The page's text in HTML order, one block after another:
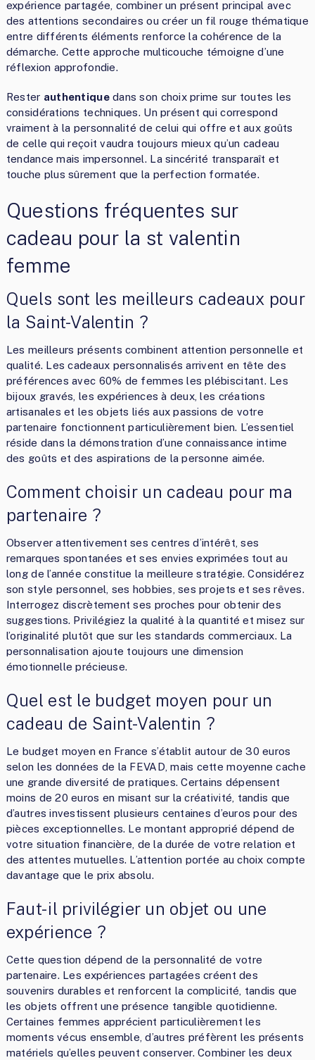
expérience partagée, combiner un présent principal avec
des attentions secondaires ou créer un fil rouge thématique
entre différents éléments renforce la cohérence de la
démarche. Cette approche multicouche témoigne d’une
réflexion approfondie.
Rester authentiquedans son choix prime sur toutes les
considérations techniques. Un présent qui correspond
vraiment à la personnalité de celui qui offre et aux goûts
de celle qui reçoit vaudra toujours mieux qu’un cadeau
tendance mais impersonnel. La sincérité transparaît et
touche plus sûrement que la perfection formatée.
Questions fréquentes sur
cadeau pour la st valentin
femme
Quels sont les meilleurs cadeaux pour
la Saint-Valentin ?
Les meilleurs présents combinent attention personnelle et
qualité. Les cadeaux personnalisés arrivent en tête des
préférences avec 60% de femmes les plébiscitant. Les
bijoux gravés, les expériences à deux, les créations
artisanales et les objets liés aux passions de votre
partenaire fonctionnent particulièrement bien. L’essentiel
réside dans la démonstration d’une connaissance intime
des goûts et des aspirations de la personne aimée.
Comment choisir un cadeau pour ma
partenaire ?
Observer attentivement ses centres d’intérêt, ses
remarques spontanées et ses envies exprimées tout au
long de l’année constitue la meilleure stratégie. Considérez
son style personnel, ses hobbies, ses projets et ses rêves.
Interrogez discrètement ses proches pour obtenir des
suggestions. Privilégiez la qualité à la quantité et misez sur
l’originalité plutôt que sur les standards commerciaux. La
personnalisation ajoute toujours une dimension
émotionnelle précieuse.
Quel est le budget moyen pour un
cadeau de Saint-Valentin ?
Le budget moyen en France s’établit autour de 30 euros
selon les données de la FEVAD, mais cette moyenne cache
une grande diversité de pratiques. Certains dépensent
moins de 20 euros en misant sur la créativité, tandis que
d’autres investissent plusieurs centaines d’euros pour des
pièces exceptionnelles. Le montant approprié dépend de
votre situation financière, de la durée de votre relation et
des attentes mutuelles. L’attention portée au choix compte
davantage que le prix absolu.
Faut-il privilégier un objet ou une
expérience ?
Cette question dépend de la personnalité de votre
partenaire. Les expériences partagées créent des
souvenirs durables et renforcent la complicité, tandis que
les objets offrent une présence tangible quotidienne.
Certaines femmes apprécient particulièrement les
moments vécus ensemble, d’autres préfèrent les présents
matériels qu’elles peuvent conserver. Combiner les deux